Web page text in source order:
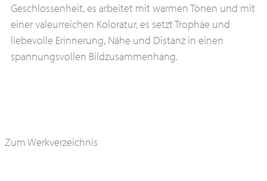
Geschlossenheit, es arbeitet mit warmen Tönen und mit
einer valeurreichen Koloratur, es setzt Trophäe und
liebevolle Erinnerung, Nähe und Distanz in einen
spannungsvollen Bildzusammenhang.
Zum Werkverzeichnis